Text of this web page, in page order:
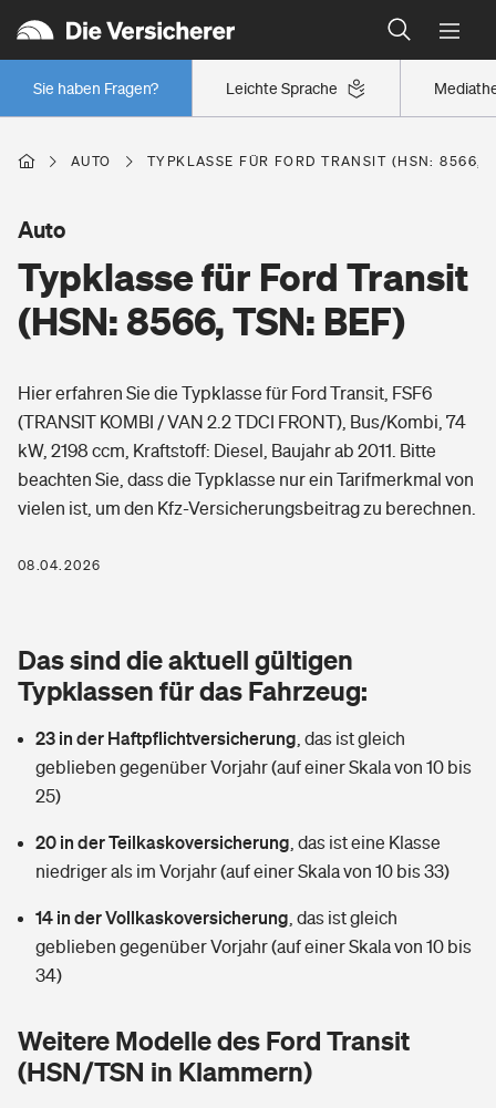
Leichte Sprache
Sie haben Fragen?
Wer versichert was: Jetzt Versicherer finden
Regionalklassen: So ist Ihre Region eingestuft
Wer versichert was: Jetzt Versicherer finden
Berufsunfähigkeitsversicherung
Erwerbsunfähigkeitsversicherung
Grundfähigkeitsversicherung
Arbeitsrechtsschutz
Berufshaftpflichtversicherung
Zur Übersicht
Tools
Wer versichert was: Jetzt Versicherer finden
Sie haben Fragen?
Wohnen
Glasversicherung
Mietkautionsversicherung
Restkreditversicherung
Tools
Hochwasser-Check: Wie gefährdet ist Ihr Haus?
Freizeit
Pri­vate Haft­pflicht­
Kinderunfall­ver­si­che­rung
Kinderinvalidität
Hundehalter-Haftpflicht
Handyversicherung
Private Cyberversicherung
Gesundheit
Private Krankenversicherung
Dread-Disease-Versicherung
Tierkrankenversicherung
Zur Übersicht
Tools
Wer versichert was: Jetzt Versicherer finden
Rentenrechner: Wie viel Geld bekomme ich im Alter?
AUTO TYPKLASSE FÜR FORD TRANSIT (HSN: 8566,
Typklasse für Ford Transit
(HSN: 8566, TSN: BEF)
Auto
Hier erfahren Sie die Typklasse für Ford Transit, FSF6
(TRANSIT KOMBI / VAN 2.2 TDCI FRONT), Bus/Kombi, 74
kW, 2198 ccm, Kraftstoff: Diesel, Baujahr ab 2011. Bitte
beachten Sie, dass die Typklasse nur ein Tarifmerkmal von
vielen ist, um den Kfz-Versicherungsbeitrag zu berechnen.
08.04.2026
Das sind die aktuell gültigen
Typklassen für das Fahrzeug:
23 in der Haftpflichtversicherung das ist gleich
geblieben gegenüber Vorjahr (auf einer Skala von 10 bis
25)
20 in der Teilkaskoversicherung das ist eine Klasse
niedriger als im Vorjahr (auf einer Skala von 10 bis 33)
14 in der Vollkaskoversicherung das ist gleich
geblieben gegenüber Vorjahr (auf einer Skala von 10 bis
34)
Weitere Modelle des Ford Transit
(HSN/TSN in Klammern)